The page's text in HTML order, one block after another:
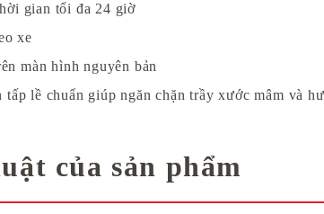
gian tối đa 24 giờ
xe
màn hình nguyên bản
tấp lề chuẩn giúp ngăn chặn trầy xước mâm và
của sản phẩm